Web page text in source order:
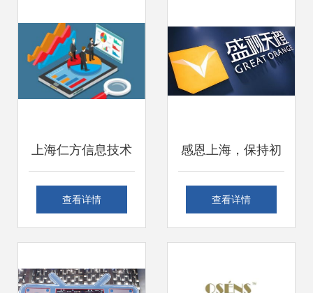
势？
上海仁方信息技术
互联网营销领域的
业销售增长
查看详情
感恩上海，保持初
心 一位互联网销售
查看详情